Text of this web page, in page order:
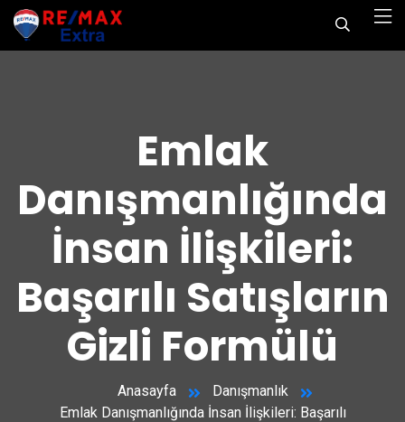
Emlak
Danışmanlığında
İnsan İlişkileri:
Başarılı Satışların
Gizli Formülü
Anasayfa
Danışmanlık
Emlak Danışmanlığında İnsan İlişkileri: Başarılı